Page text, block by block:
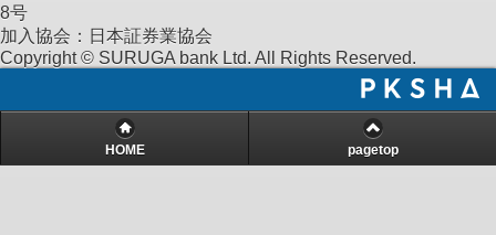
8号
加入協会：日本証券業協会
Copyright © SURUGA bank Ltd. All Rights Reserved.
HOME pagetop